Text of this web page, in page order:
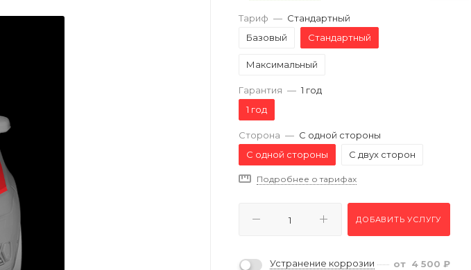
Тариф — Стандартный
Базовый
Стандартный
Максимальный
Гарантия — 1 год
1 год
Сторона — С одной стороны
С одной стороны
С двух сторон
Подробнее о тарифах
ДОБАВИТЬ УСЛУГУ
Устранение коррозии от 4 500 ₽